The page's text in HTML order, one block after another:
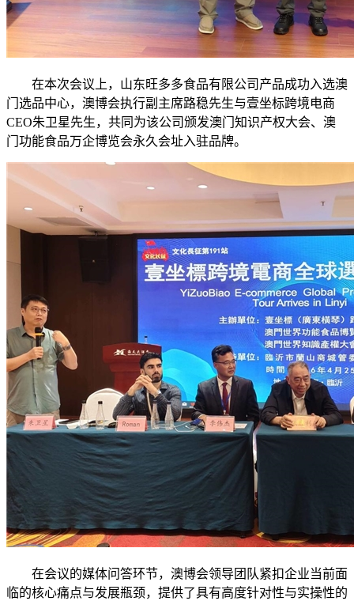
在本次会议上，山东旺多多食品有限公司产品成功入选澳
门选品中心，澳博会执行副主席路稳先生与壹坐标跨境电商
CEO朱卫星先生，共同为该公司颁发澳门知识产权大会、澳
门功能食品万企博览会永久会址入驻品牌。
在会议的媒体问答环节，澳博会领导团队紧扣企业当前面
临的核心痛点与发展瓶颈，提供了具有高度针对性与实操性的